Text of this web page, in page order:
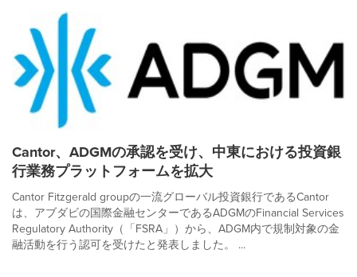
Cantor、ADGMの承認を受け、中東における投資銀
行業務プラットフォームを拡大
Cantor Fitzgerald groupの一流グローバル投資銀行であるCantor
は、アブダビの国際金融センターであるADGMのFinancial Services
Regulatory Authority（「FSRA」）から、ADGM内で規制対象の金
融活動を行う認可を受けたと発表しました。 ...